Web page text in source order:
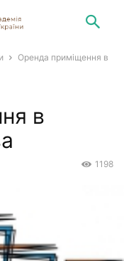
Оренда приміщення в
в
1198